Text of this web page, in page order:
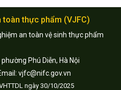
toàn thực phẩm (VJFC)
an toàn vệ sinh thực phẩm
Phú Diễn, Hà Nội
vjfc@nifc.gov.vn
ngày 30/10/2025